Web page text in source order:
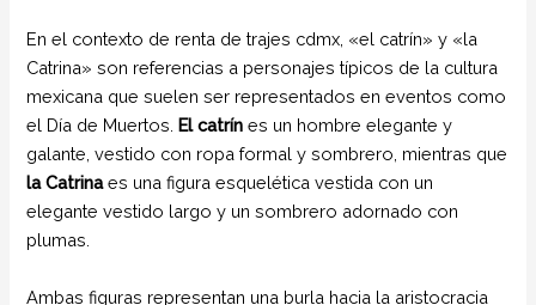
En el contexto de renta de trajes cdmx, «el catrín» y «la
Catrina» son referencias a personajes típicos de la cultura
mexicana que suelen ser representados en eventos como
el Día de Muertos.El catrín es un hombre elegante y
galante, vestido con ropa formal y sombrero, mientras que
la Catrinaes una figura esquelética vestida con un
elegante vestido largo y un sombrero adornado con
plumas.
Ambas figuras representan una burla hacia la aristocracia